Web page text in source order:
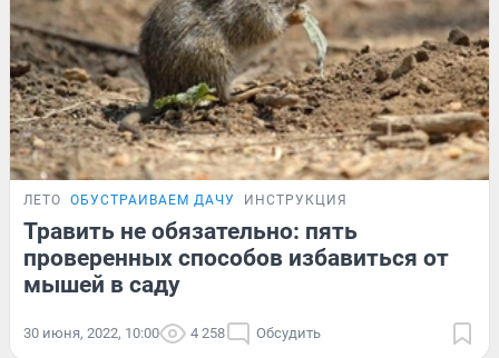
ЛЕТО ОБУСТРАИВАЕМ ДАЧУ ИНСТРУКЦИЯ
Травить не обязательно: пять
проверенных способов избавиться от
мышей в саду
30 июня, 2022, 10:00 4 258 Обсудить